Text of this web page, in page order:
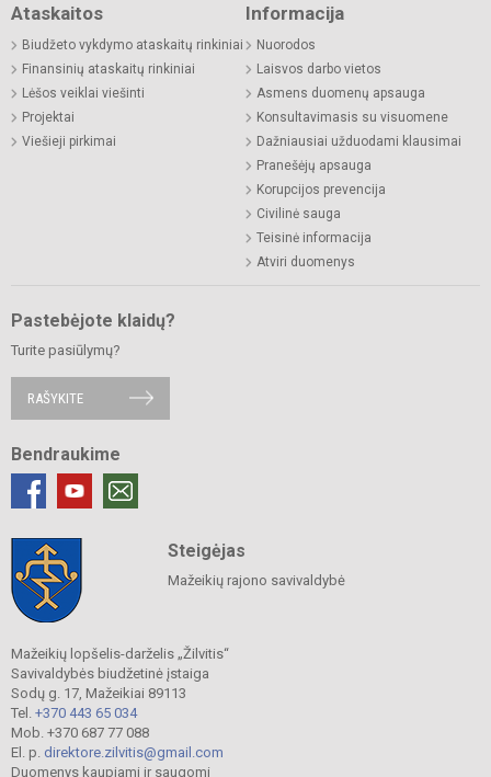
Ataskaitos
Biudžeto vykdymo ataskaitų rinkiniai
Finansinių ataskaitų rinkiniai
Lėšos veiklai viešinti
Projektai
Viešieji pirkimai
Informacija
Nuorodos
Laisvos darbo vietos
Asmens duomenų apsauga
Konsultavimasis su visuomene
Dažniausiai užduodami klausimai
Pranešėjų apsauga
Korupcijos prevencija
Civilinė sauga
Teisinė informacija
Atviri duomenys
Pastebėjote klaidų?
Turite pasiūlymų?
RAŠYKITE
Bendraukime
Steigėjas
Mažeikių rajono savivaldybė
Mažeikių lopšelis-darželis „Žilvitis“
Savivaldybės biudžetinė įstaiga
Sodų g. 17, Mažeikiai 89113
Tel. +370 443 65 034
Mob. +370 687 77 088
El. p. direktore.zilvitis@gmail.com
Duomenys kaupiami ir saugomi